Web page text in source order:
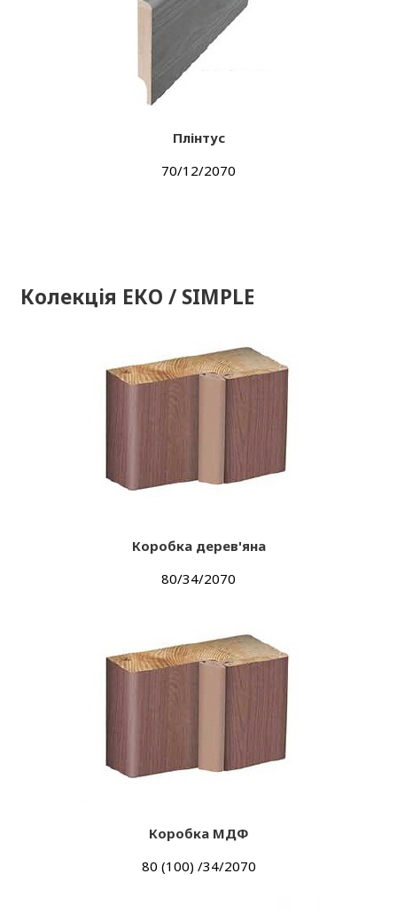
Плінтус
70/12/2070
Колекція ЕКО / SIMPLE
Коробка дерев'яна
80/34/2070
Коробка МДФ
80 (100) /34/2070